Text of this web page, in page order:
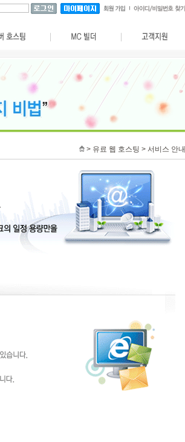
> 유료 웹 호스팅 > 서비스 안내